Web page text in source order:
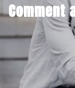
Comment